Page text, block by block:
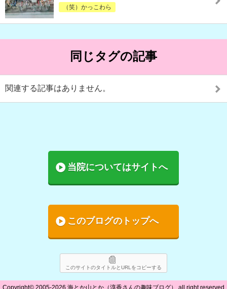
（笑）かっこわら
同じタグの記事
関連する記事はありません。
当院についてはサイトへ
このブログのトップへ
このサイトのタイトルとURLをコピーする
Copyright© 2005-2026 海とか山とか（淳香さんの趣味ブログ） all right reserved